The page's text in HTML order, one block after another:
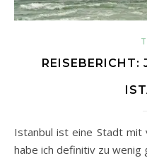
REISEBERICHT:
Istanbul ist eine Stadt mit vielen Gesichtern. In vier Tagen
habe ich definitiv zu wenig